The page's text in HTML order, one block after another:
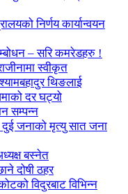
निर्णय कार्यान्वयन
– सरि कमरेडहरु !
स्वीकृत
थिङलाई
दर घट्यो
सम्पन्न
जनाको मृत्यु सात जना
बस्नेत
दोषी ठहर
विदुरबाट विभिन्न